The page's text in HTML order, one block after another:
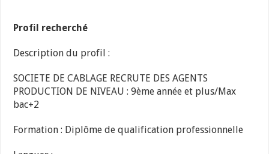
Profil recherché
Description du profil :
SOCIETE DE CABLAGE RECRUTE DES AGENTS
PRODUCTION DE NIVEAU : 9ème année et plus/Max
bac+2
Formation : Diplôme de qualification professionnelle